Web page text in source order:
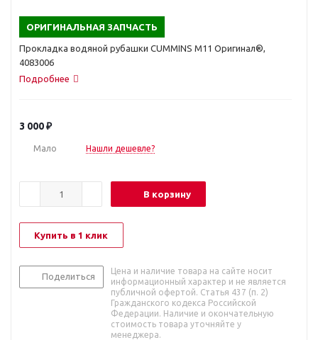
ОРИГИНАЛЬНАЯ ЗАПЧАСТЬ
Прокладка водяной рубашки CUMMINS M11 Оригинал®,
4083006
Подробнее
3 000₽
Мало Нашли дешевле?
В корзину
Купить в 1 клик
Поделиться
Цена и наличие товара на сайте носит
информационный характер и не является
публичной офертой. Статья 437 (п. 2)
Гражданского кодекса Российской
Федерации. Наличие и окончательную
стоимость товара уточняйте у
менеджера.